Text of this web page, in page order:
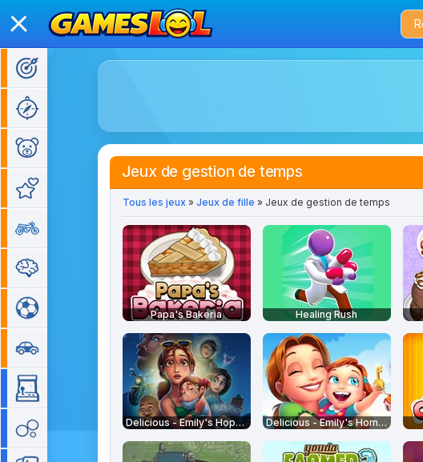
Jeux d'action
Jeux pour enfants
Jeux de fille
Jeux de moto
Jeux de réflexion
Jeux de sport
Jeux de gestion de temps
Tous les jeux» Jeux de fille » Jeux de gestion de temps
Papa's Bakeria Healing Rush
Delicious - Emily's Hopes and Fears Delicious - Emily's Home Sweet Home